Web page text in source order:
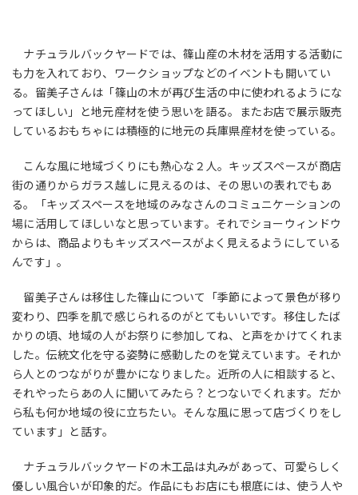
ナチュラルバックヤードでは、篠山産の木材を活用する活動に
も力を入れており、ワークショップなどのイベントも開いてい
る。留美子さんは「篠山の木が再び生活の中に使われるようにな
ってほしい」と地元産材を使う思いを語る。またお店で展示販売
しているおもちゃには積極的に地元の兵庫県産材を使っている。
こんな風に地域づくりにも熱心な２人。キッズスペースが商店
街の通りからガラス越しに見えるのは、その思いの表れでもあ
る。「キッズスペースを地域のみなさんのコミュニケーションの
場に活用してほしいなと思っています。それでショーウィンドウ
からは、商品よりもキッズスペースがよく見えるようにしている
んです」。
留美子さんは移住した篠山について「季節によって景色が移り
変わり、四季を肌で感じられるのがとてもいいです。移住したば
かりの頃、地域の人がお祭りに参加してね、と声をかけてくれま
した。伝統文化を守る姿勢に感動したのを覚えています。それか
ら人とのつながりが豊かになりました。近所の人に相談すると、
それやったらあの人に聞いてみたら？とつないでくれます。だか
ら私も何か地域の役に立ちたい。そんな風に思って店づくりをし
ています」と話す。
ナチュラルバックヤードの木工品は丸みがあって、可愛らしく
優しい風合いが印象的だ。作品にもお店にも根底には、使う人や